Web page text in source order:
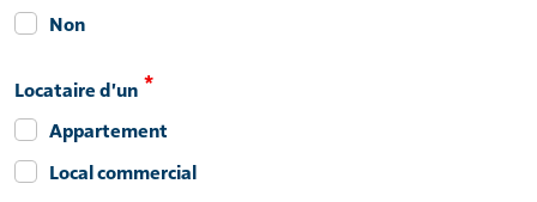
Non
Locataire d'un
Appartement
Local commercial